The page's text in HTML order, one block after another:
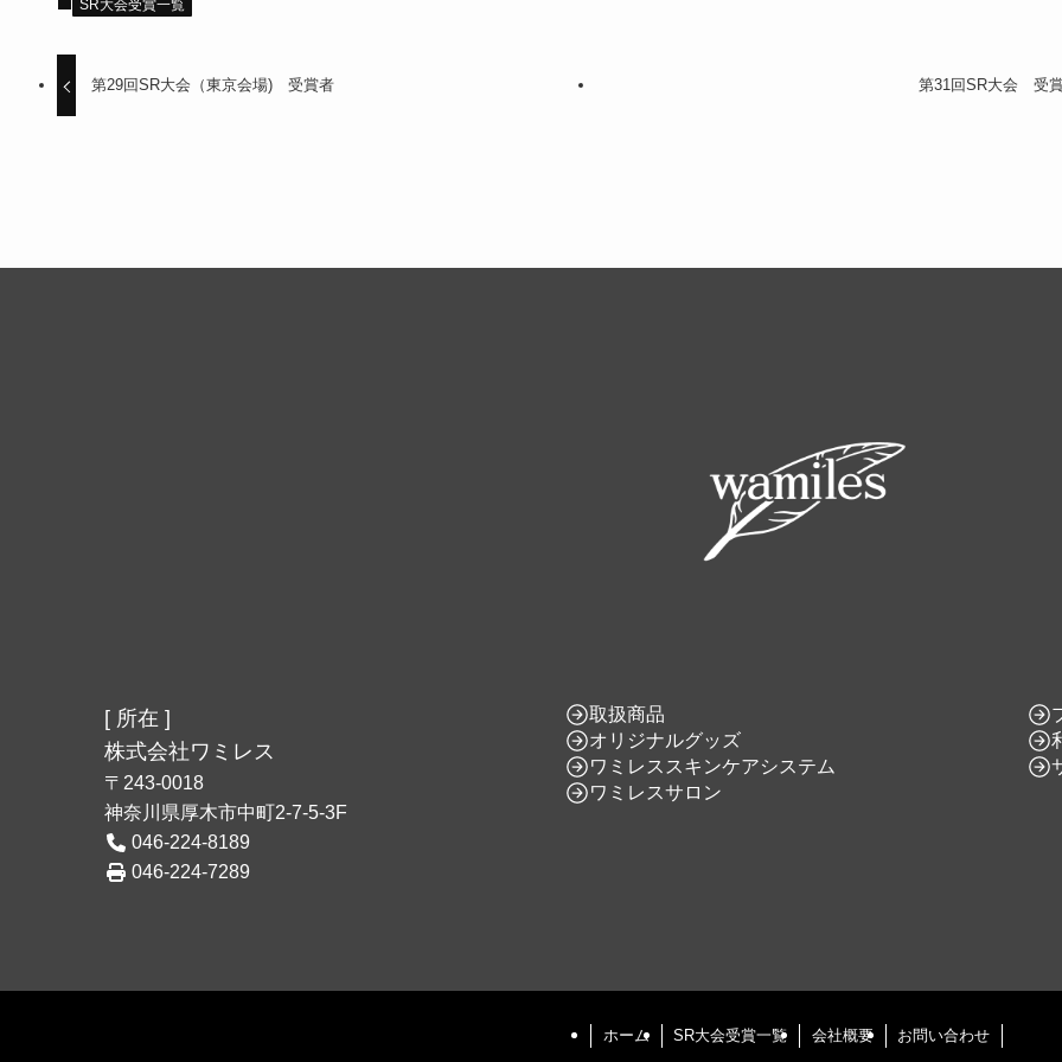
SR大会受賞一覧
第29回SR大会（東京会場) 受賞者 第31回SR大会 受
[ 所在 ]
株式会社ワミレス
〒243-0018
神奈川県厚木市中町2-7-5-3F
046-224-8189
046-224-7289
取扱商品
オリジナルグッズ
ワミレススキンケアシステム
ワミレスサロン
ホーム SR大会受賞一覧 会社概要 お問い合わせ